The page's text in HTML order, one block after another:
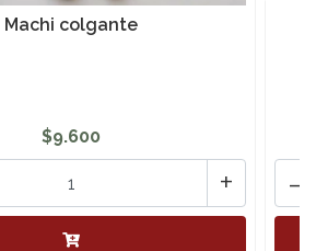
Machi colgante
$9.600
+ -